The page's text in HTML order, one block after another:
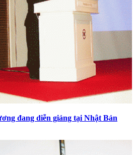
đang diễn giảng tại Nhật Bản